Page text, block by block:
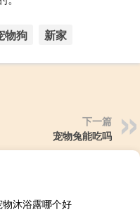
物狗 新家
下一篇
宠物兔能吃吗
物沐浴露哪个好